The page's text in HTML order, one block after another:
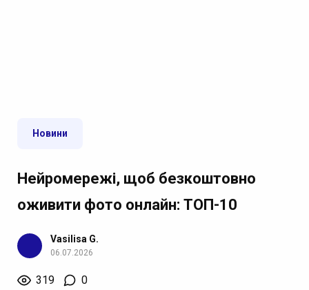
Новини
Нейромережі, щоб безкоштовно
оживити фото онлайн: ТОП-10
Vasilisa G.
06.07.2026
319 0